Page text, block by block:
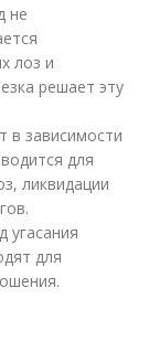
не
лоз и
решает эту
в зависимости
для
ликвидации
угасания
для